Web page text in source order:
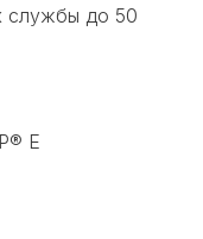
службы до 50
E